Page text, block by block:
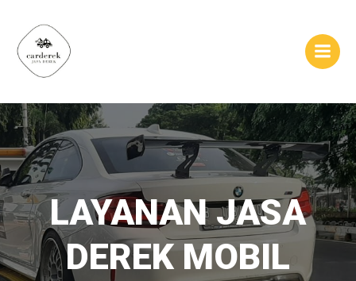
LAYANAN JASA
DEREK MOBIL